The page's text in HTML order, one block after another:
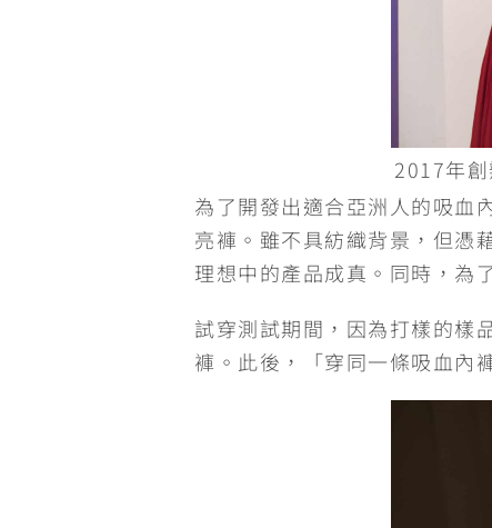
2017年
為了開發出適合亞洲人的吸血
亮褲。雖不具紡織背景，但憑
理想中的產品成真。同時，為
試穿測試期間，因為打樣的樣
褲。此後，「穿同一條吸血內